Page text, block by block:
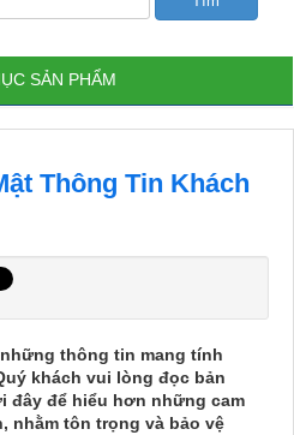
SẢN PHẨM
Thông Tin Khách
thông tin mang tính
khách vui lòng đọc bản
đây để hiểu hơn những cam
nhằm tôn trọng và bảo vệ